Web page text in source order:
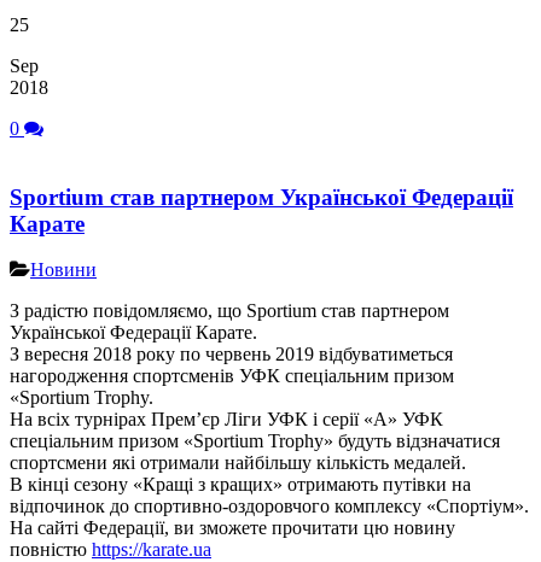
25
Sep
2018
0
Sportium став партнером Української Федерації
Карате
Новини
З радістю повідомляємо, що Sportium став партнером
Української Федерації Карате.
З вересня 2018 року по червень 2019 відбуватиметься
нагородження спортсменів УФК спеціальним призом
«Sportium Trophy.
На всіх турнірах Прем’єр Ліги УФК і серії «А» УФК
спеціальним призом «Sportium Trophy» будуть відзначатися
спортсмени якi отримали найбільшу кількість медалей.
В кінці сезону «Кращі з кращих» отримають путівки на
відпочинок до спортивно-оздоровчого комплексу «Спортіум».
На сайті Федерації, ви зможете прочитати цю новину
повністю https://karate.ua